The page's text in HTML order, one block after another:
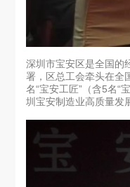
深圳市宝安区是全国的
署，区总工会牵头在全
名“宝安工匠”（含5名“
圳宝安制造业高质量发